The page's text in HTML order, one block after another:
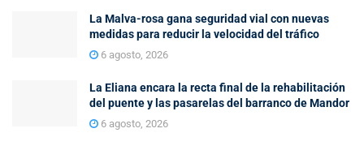
La Malva-rosa gana seguridad vial con nuevas
medidas para reducir la velocidad del tráfico
6 agosto, 2026
La Eliana encara la recta final de la rehabilitación
del puente y las pasarelas del barranco de Mandor
6 agosto, 2026